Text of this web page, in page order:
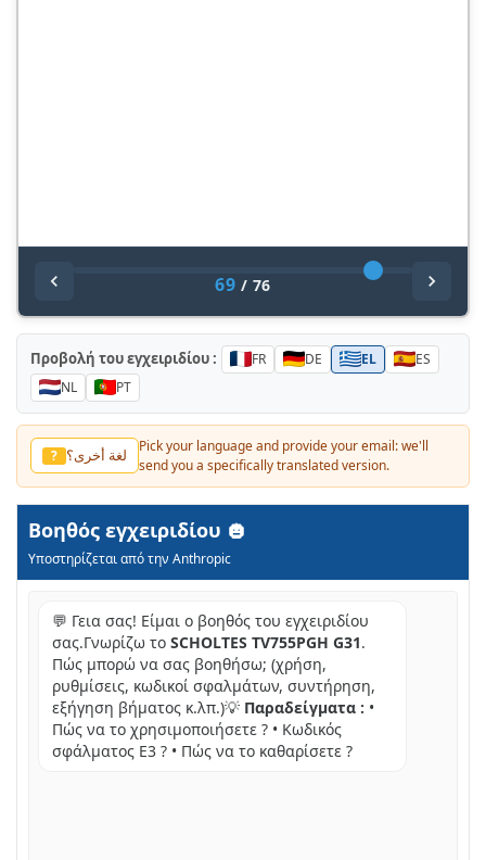
69 / 76
Προβολή του εγχειριδίου : FR DE EL
ES
NL
PT
? لغة أخرى؟
Pick your language and provide your email: we'll
send you a specifically translated version.
Βοηθός εγχειριδίου
Υποστηρίζεται από την Anthropic
💬 Γεια σας! Είμαι ο βοηθός του εγχειριδίου
σας.Γνωρίζω το SCHOLTES TV755PGH G31.
Πώς μπορώ να σας βοηθήσω; (χρήση,
ρυθμίσεις, κωδικοί σφαλμάτων, συντήρηση,
εξήγηση βήματος κ.λπ.)💡 Παραδείγματα : •
Πώς να το χρησιμοποιήσετε ? • Κωδικός
σφάλματος E3 ? • Πώς να το καθαρίσετε ?